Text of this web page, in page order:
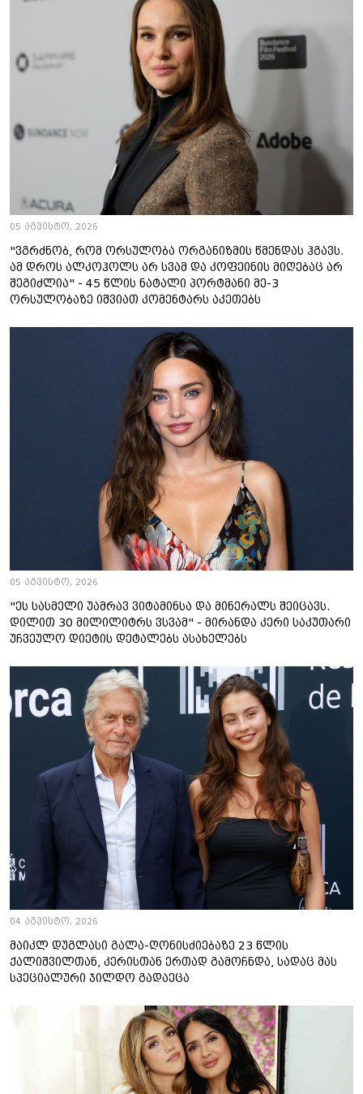
05 აგვისტო, 2026
"ვგრძნობ, რომ ორსულობა ორგანიზმის წმენდას ჰგავს.
ამ დროს ალკოჰოლს არ სვამ და კოფეინის მიღებაც არ
შეგიძლია" - 45 წლის ნატალი პორტმანი მე-3
ორსულობაზე იშვიათ კომენტარს აკეთებს
05 აგვისტო, 2026
"ეს სასმელი უამრავ ვიტამინსა და მინერალს შეიცავს.
დილით 30 მილილიტრს ვსვამ" - მირანდა კერი საკუთარი
უჩვეულო დიეტის დეტალებს ასახელებს
04 აგვისტო, 2026
მაიკლ დუგლასი გალა-ღონისძიებაზე 23 წლის
ქალიშვილთან, კერისთან ერთად გამოჩნდა, სადაც მას
სპეციალური ჯილდო გადაეცა